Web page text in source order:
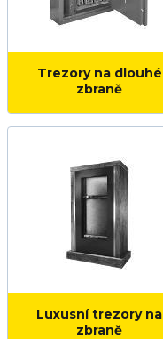
Trezory na dlouhé
zbraně
Luxusní trezory na
zbraně